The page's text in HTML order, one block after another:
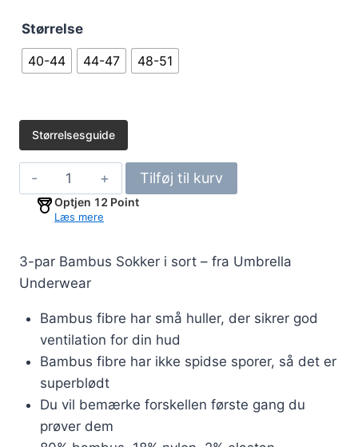
Størrelse
40-44
44-47 48-51
Størrelsesguide
3-
par
Bambus
-
Sort
Tilføj til kurv
Optjen 12 Point
Læs mere
3-par Bambus Sokker i sort – fra Umbrella
Underwear
Bambus fibre har små huller, der sikrer god
ventilation for din hud
Bambus fibre har ikke spidse sporer, så det er
superblødt
Du vil bemærke forskellen første gang du
prøver dem